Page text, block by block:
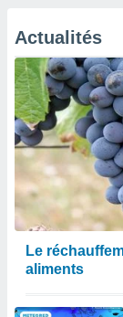
Actualités
Le
aliments